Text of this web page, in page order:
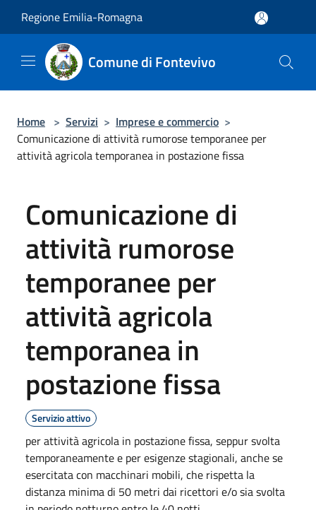
Regione Emilia-Romagna
Comune di Fontevivo
Home > Servizi > Imprese e commercio >
Comunicazione di attività rumorose temporanee per
attività agricola temporanea in postazione fissa
Comunicazione di
attività rumorose
temporanee per
attività agricola
temporanea in
postazione fissa
Servizio attivo
per attività agricola in postazione fissa, seppur svolta
temporaneamente e per esigenze stagionali, anche se
esercitata con macchinari mobili, che rispetta la
distanza minima di 50 metri dai ricettori e/o sia svolta